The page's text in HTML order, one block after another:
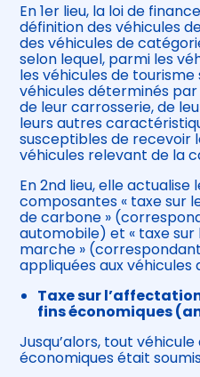
En 1er lieu, la loi de
définition des véhicules
des véhicules de
selon lequel, parmi les
les véhicules de tourisme
véhicules déterminés
de leur carrosserie, de
leurs autres
susceptibles de recevoir
véhicules relevant de la
En 2nd lieu, elle actualise
composantes « taxe sur
de carbone »
automobile) et « taxe
marche »
appliquées aux véhicules
Taxe sur
fins économiques
Jusqu’alors, tout
économiques était